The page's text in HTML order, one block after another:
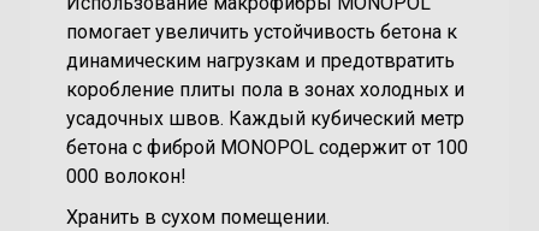
помогает увеличить устойчивость бетона к
динамическим нагрузкам и предотвратить
коробление плиты пола в зонах холодных и
усадочных швов. Каждый кубический метр
бетона с фиброй MONOPOL содержит от 100
000 волокон!
Хранить в сухом помещении.